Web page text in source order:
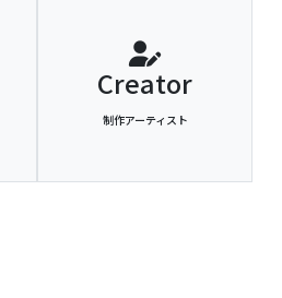
Creator
制作アーティスト